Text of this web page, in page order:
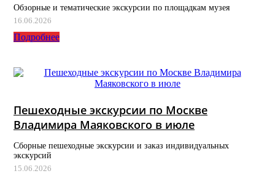
Обзорные и тематические экскурсии по площадкам музея
16.06.2026
Подробнее
Пешеходные экскурсии по Москве
Владимира Маяковского в июле
Сборные пешеходные экскурсии и заказ индивидуальных
экскурсий
15.06.2026